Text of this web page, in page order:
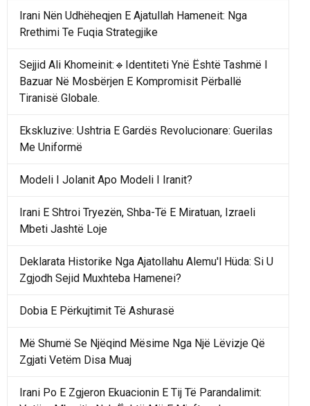
Irani Nën Udhëheqjen E Ajatullah Hameneit: Nga
Rrethimi Te Fuqia Strategjike
Sejjid Ali Khomeinit:🔹Identiteti Ynë Është Tashmë I
Bazuar Në Mosbërjen E Kompromisit Përballë
Tiranisë Globale.
Ekskluzive: Ushtria E Gardës Revolucionare: Guerilas
Me Uniformë
Modeli I Jolanit Apo Modeli I Iranit?
Irani E Shtroi Tryezën, Shba-Të E Miratuan, Izraeli
Mbeti Jashtë Loje
Deklarata Historike Nga Ajatollahu Alemu'l Hüda: Si U
Zgjodh Sejid Muxhteba Hamenei?
Dobia E Përkujtimit Të Ashurasë
Më Shumë Se Njëqind Mësime Nga Një Lëvizje Që
Zgjati Vetëm Disa Muaj
Irani Po E Zgjeron Ekuacionin E Tij Të Parandalimit: